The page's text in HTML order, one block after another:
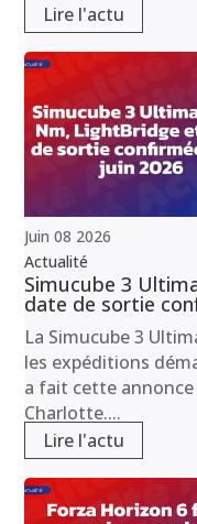
Lire l'actu
Juin 08 2026
Actualité
Simucube 3
date de sortie
La Simucube 3
les expéditions
a fait cette annonce
Charlotte....
Lire l'actu